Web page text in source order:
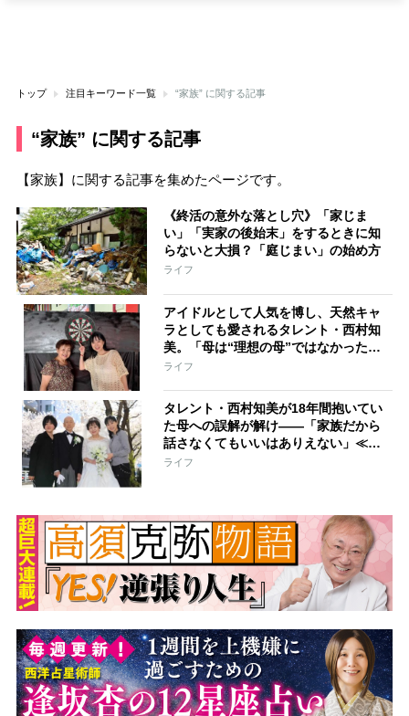
トップ 注目キーワード一覧 “家族” に関する記事
“家族” に関する記事
【家族】に関する記事を集めたページです。
《終活の意外な落とし穴》「家じま
い」「実家の後始末」をするときに知
らないと大損？「庭じまい」の始め方
ライフ
アイドルとして人気を博し、天然キャ
ラとしても愛されるタレント・西村知
美。「母は“理想の母”ではなかった」
と語る――≪独占インタビュー『母を
ライフ
タレント・西村知美が18年間抱いてい
た母への誤解が解け――「家族だから
話さなくてもいいはありえない」≪独
占インタビュー『母を語る』後編≫
ライフ